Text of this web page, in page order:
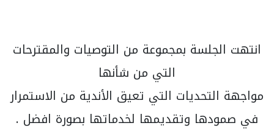
انتهت الجلسة بمجموعة من التوصيات والمقترحات
التي من شأنها
مواجهة التحديات التي تعيق الأندية من الاستمرار
في صمودها وتقديمها لخدماتها بصورة افضل .